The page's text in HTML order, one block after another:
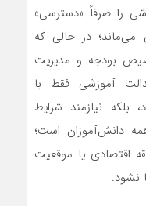
را صرفاً «دسترسی»
می‌ماند؛ در حالی که
بودجه و مدیریت
آموزشی فقط با
نیازمند شرایط
دانش‌آموزان است؛
اقتصادی یا موقعیت
نشود.